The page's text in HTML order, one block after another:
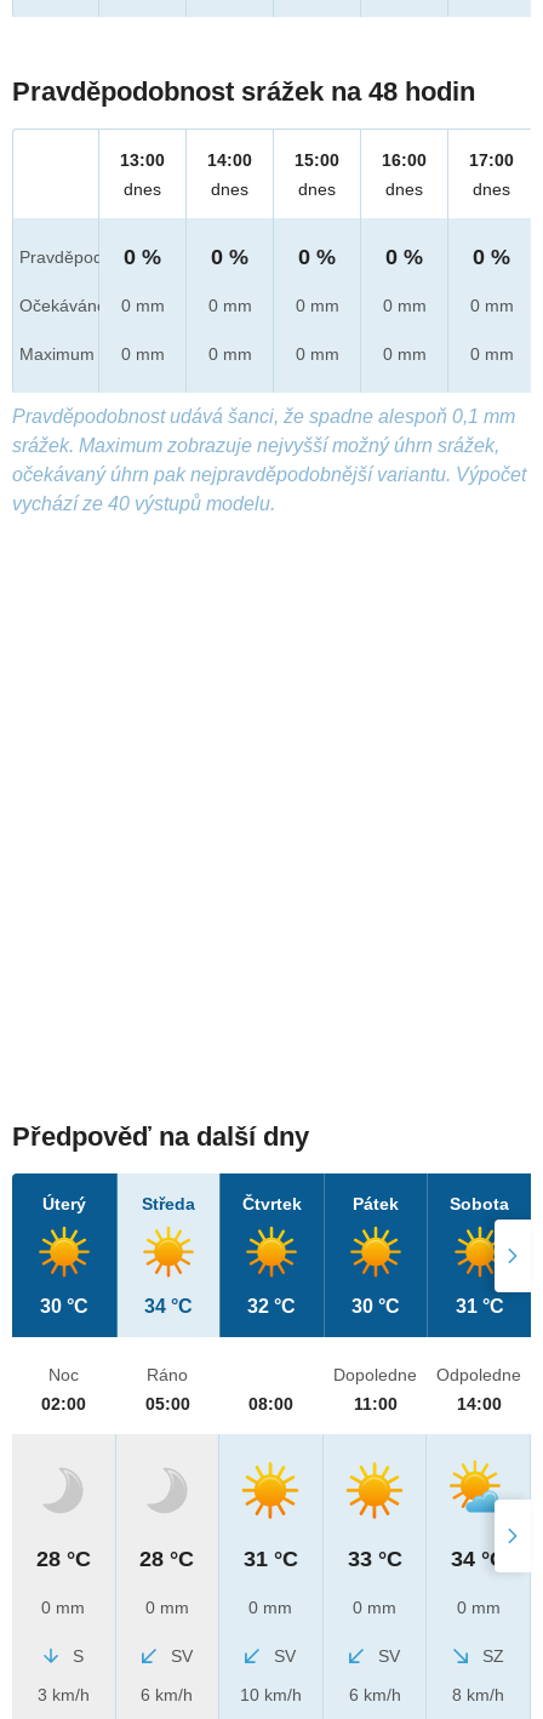
Pravděpodobnost srážek na 48 hodin
Pravděpod.
Očekáváno
Maximum
13:00
dnes
0 %
0 mm
0 mm
14:00
dnes
0 %
0 mm
0 mm
15:00
dnes
0 %
0 mm
0 mm
16:00
dnes
0 %
0 mm
0 mm
17:00
dnes
0 %
0 mm
0 mm
Pravděpodobnost udává šanci, že spadne alespoň 0,1 mm
srážek. Maximum zobrazuje nejvyšší možný úhrn srážek,
očekávaný úhrn pak nejpravděpodobnější variantu. Výpočet
vychází ze 40 výstupů modelu.
Předpověď na další dny
Úterý
30 °C
Středa
34 °C
Čtvrtek
32 °C
Pátek
30 °C
Sobota
31 °C
Noc
02:00
28 °C
0 mm
S
3 km/h
Ráno
05:00
28 °C
0 mm
SV
6 km/h
08:00
31 °C
0 mm
SV
10 km/h
Dopoledne
11:00
33 °C
0 mm
SV
6 km/h
Odpoledne
14:00
34 °C
0 mm
SZ
8 km/h